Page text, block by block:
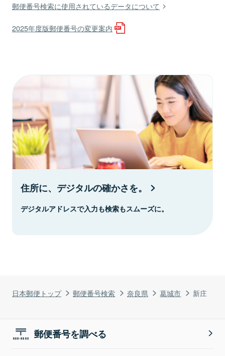
日本郵便トップ 郵便番号検索 奈良県 葛城市 新庄
郵便番号検索に使用されているデータについて
2025年度版郵便番号の変更案内
住所に、デジタルの確かさを。
デジタルアドレスで入力も検索もスムーズに。
郵便番号を調べる